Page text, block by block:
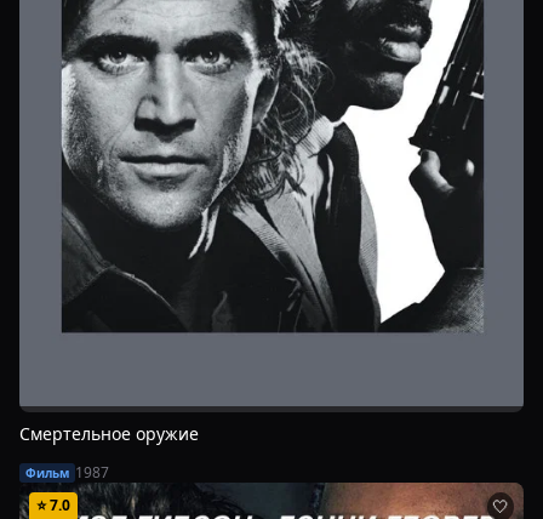
Смертельное оружие
Фильм 1987
⭐7.0 🤍